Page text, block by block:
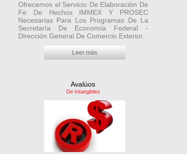
Ofrecemos el Servicio De Elaboración De
Fe De Hechos IMMEX Y PROSEC
Necesarias Para Los Programas De La
Secretaría De Economía Federal -
Dirección General De Comercio Exterior.
Leer más
Avalúos
De Intangibles